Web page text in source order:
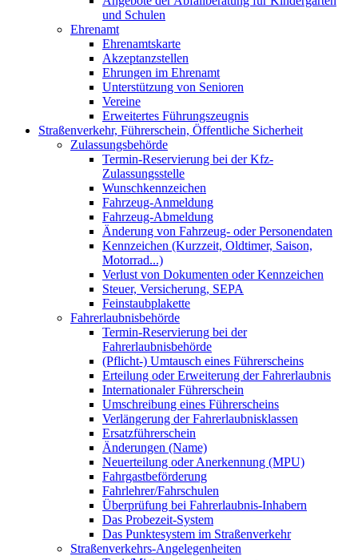
und Schulen
Ehrenamt
Ehrenamtskarte
Akzeptanzstellen
Ehrungen im Ehrenamt
Unterstützung von Senioren
Vereine
Erweitertes Führungszeugnis
Straßenverkehr, Führerschein, Öffentliche Sicherheit
Zulassungsbehörde
Termin-Reservierung bei der Kfz-
Zulassungsstelle
Wunschkennzeichen
Fahrzeug-Anmeldung
Fahrzeug-Abmeldung
Änderung von Fahrzeug- oder Personendaten
Kennzeichen (Kurzzeit, Oldtimer, Saison,
Motorrad...)
Verlust von Dokumenten oder Kennzeichen
Steuer, Versicherung, SEPA
Feinstaubplakette
Fahrerlaubnisbehörde
Termin-Reservierung bei der
Fahrerlaubnisbehörde
(Pflicht-) Umtausch eines Führerscheins
Erteilung oder Erweiterung der Fahrerlaubnis
Internationaler Führerschein
Umschreibung eines Führerscheins
Verlängerung der Fahrerlaubnisklassen
Ersatzführerschein
Änderungen (Name)
Neuerteilung oder Anerkennung (MPU)
Fahrgastbeförderung
Fahrlehrer/Fahrschulen
Überprüfung bei Fahrerlaubnis-Inhabern
Das Probezeit-System
Das Punktesystem im Straßenverkehr
Straßenverkehrs-Angelegenheiten